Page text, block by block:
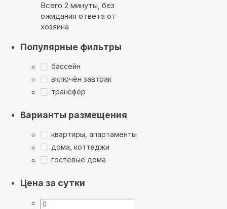
Всего 2 минуты, без
ожидания ответа от
хозяина
Популярные фильтры
бассейн
включён завтрак
трансфер
Варианты размещения
квартиры, апартаменты
дома, коттеджи
гостевые дома
Цена за сутки